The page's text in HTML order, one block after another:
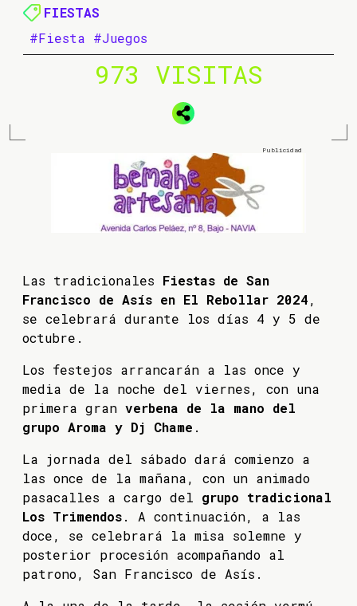
FIESTAS
#Fiesta #Juegos
973 VISITAS
Las tradicionales Fiestas de San
Francisco de Asís en El Rebollar 2024,
se celebrará durante los días 4 y 5 de
octubre.
Los festejos arrancarán a las once y
media de la noche del viernes, con una
primera gran verbena de la mano del
grupo Aroma y Dj Chame .
La jornada del sábado dará comienzo a
las once de la mañana, con un animado
pasacalles a cargo del grupo tradicional
Los Trimendos. A continuación, a las
doce, se celebrará la misa solemne y
posterior procesión acompañando al
patrono, San Francisco de Asís.